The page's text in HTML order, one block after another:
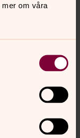
mer om våra